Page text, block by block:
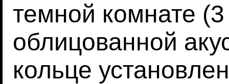
темной комнате
облицованной
кольце